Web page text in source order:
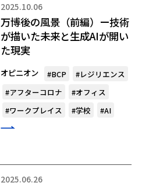
2025.10.06
万博後の風景（前編）ー技術
が描いた未来と生成AIが開い
た現実
オピニオン #BCP
#レジリエンス
#アフターコロナ
#オフィス
#ワークプレイス
#学校 #AI
2025.06.26